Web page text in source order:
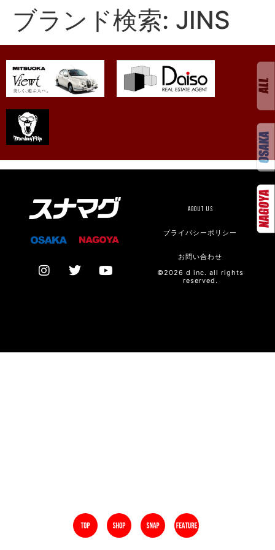
ブランド検索: JINS
ABOUT US
プライバシーポリシー
お問い合わせ
©2026 d inc. all rights
reserved.